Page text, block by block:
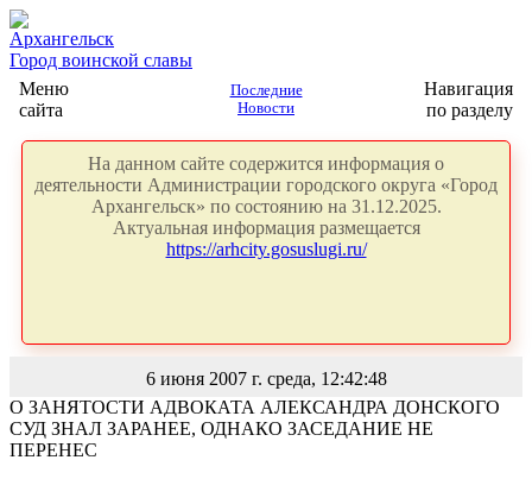
Архангельск
Город воинской славы
Меню
сайта
Последние
Новости
Навигация
по разделу
На данном сайте содержится информация о
деятельности Администрации городского округа «Город
Архангельск» по состоянию на 31.12.2025.
Актуальная информация размещается
https://arhcity.gosuslugi.ru/
6 июня 2007 г. среда, 12:42:48
О ЗАНЯТОСТИ АДВОКАТА АЛЕКСАНДРА ДОНСКОГО
СУД ЗНАЛ ЗАРАНЕЕ, ОДНАКО ЗАСЕДАНИЕ НЕ
ПЕРЕНЕС